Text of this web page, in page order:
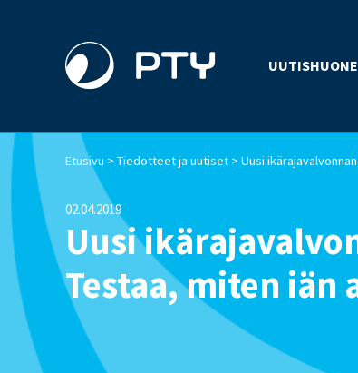
UUTISHUONE
Etusivu > Tiedotteet ja uutiset >
02.04.2019
Uusi
Testaa, miten